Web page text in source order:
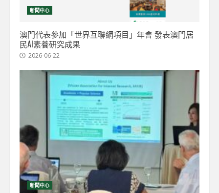
新聞中心
澳門代表參加「世界互聯網項目」年會 發表澳門居
民AI素養研究成果
2026-06-22
新聞中心